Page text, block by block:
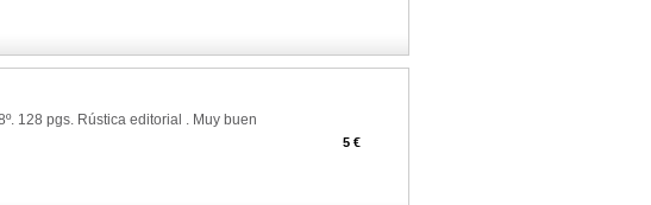
128 pgs. Rústica editorial . Muy buen
5 €